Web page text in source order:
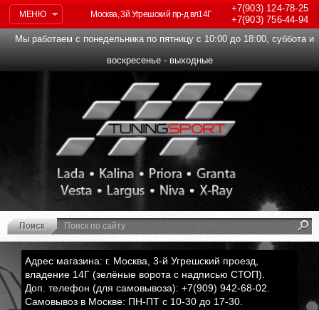
МЕНЮ
+7(903)124-78-25
+7(903)756-44-94
Москва, 3й Угрешский пр-д вл14Г
Мы работаем с понедельника по пятницу с 10:00 до 18:00, суббота и
воскресенье - выходные
Адрес магазина: г. Москва, 3-й Угрешский проезд,
владение 14Г (зелёные ворота с надписью СТОП).
Доп. телефон (для самовывоза): +7(909) 942-68-02.
Самовывоз в Москве: ПН-ПТ с 10-30 до 17-30.